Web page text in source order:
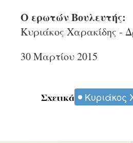
Ο ερωτών Βουλευτής:
Κυριάκος Χαρακίδης -
30 Μαρτίου 2015
Σχετικά Κυριάκος